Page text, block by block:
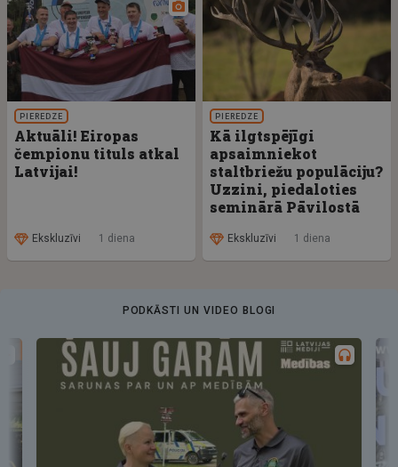
PIEREDZE
Aktuāli! Eiropas
čempionu tituls atkal
Latvijai!
Ekskluzīvi 1 diena
PIEREDZE
Kā ilgtspējīgi
apsaimniekot
staltbriežu populāciju?
Uzzini, piedaloties
seminārā Pāvilostā
Ekskluzīvi 1 diena
PODKĀSTI UN VIDEO BLOGI